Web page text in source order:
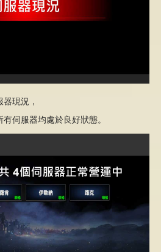
現況，
伺服器均處於良好狀態。